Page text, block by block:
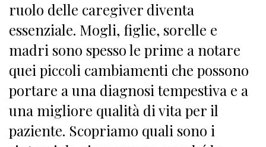
ruolo delle caregiver diventa
essenziale. Mogli, figlie, sorelle e
madri sono spesso le prime a notare
quei piccoli cambiamenti che possono
portare a una diagnosi tempestiva e a
una migliore qualità di vita per il
paziente. Scopriamo quali sono i